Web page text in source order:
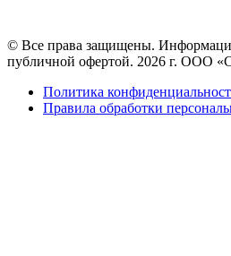
© Все права защищены.
публичной офертой. 2026 г. ООО
Политика
Правила обработки